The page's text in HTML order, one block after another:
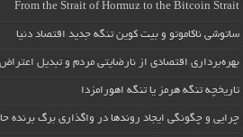
From the Strait of Hormuz to the Bitcoin Strait
ساتوشی ناکاموتو و بیت کوین تنگه جدید اقتصاد دنیا
بهره‌برداری اقتصادی از نارضایتی مردم و تبدیل
تاریخچه تنگه هرمز یا تنگه اهورامزدا
چرایی و چگونگی ایجاد روندها در واگذاری برگ برنده